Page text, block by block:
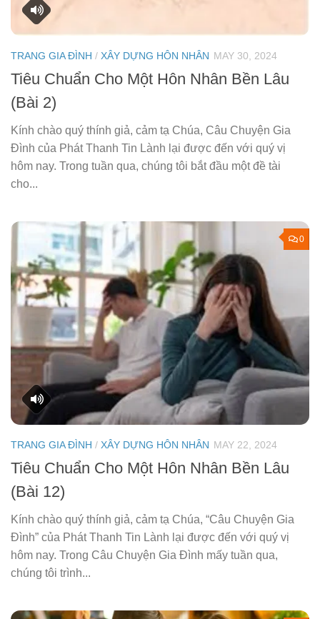
TRANG GIA ĐÌNH / XÂY DỰNG HÔN NHÂN MAY 30, 2024
Tiêu Chuẩn Cho Một Hôn Nhân Bền Lâu
(Bài 2)
Kính chào quý thính giả, cảm tạ Chúa, Câu Chuyện Gia
Đình của Phát Thanh Tin Lành lại được đến với quý vị
hôm nay. Trong tuần qua, chúng tôi bắt đầu một đề tài
cho...
0
TRANG GIA ĐÌNH / XÂY DỰNG HÔN NHÂN MAY 22, 2024
Tiêu Chuẩn Cho Một Hôn Nhân Bền Lâu
(Bài 12)
Kính chào quý thính giả, cảm tạ Chúa, “Câu Chuyện Gia
Đình” của Phát Thanh Tin Lành lại được đến với quý vị
hôm nay. Trong Câu Chuyện Gia Đình mấy tuần qua,
chúng tôi trình...